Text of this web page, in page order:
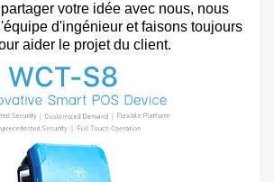
votre idée avec nous, nous
d'ingénieur et faisons toujours
aider le projet du client.